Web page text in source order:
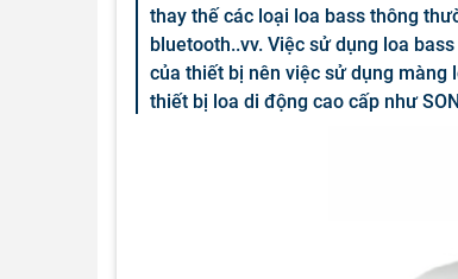
thay thế các loại loa bass thông
bluetooth..vv. Việc sử dụng loa
của thiết bị nên việc sử dụng màng
thiết bị loa di động cao cấp như